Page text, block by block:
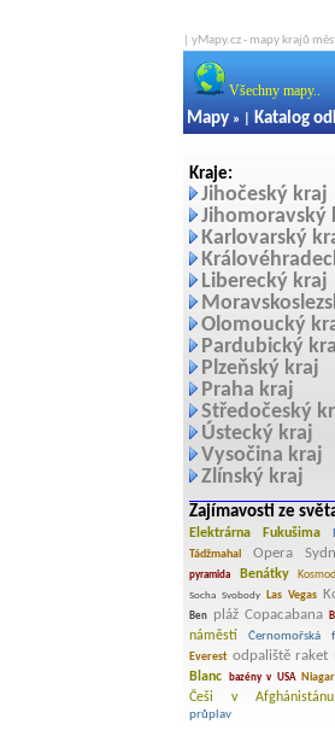
| yMapy.cz - mapy krajů
Všechny mapy..
Mapy » | Katalog
Kraje:
Jihočeský kraj
Jihomoravský
Karlovarský
Liberecký kraj
Olomoucký
Pardubický
Plzeňský kraj
Praha kraj
Středočeský
Ústecký kraj
Vysočina kraj
Zlínský kraj
Zajímavosti ze
Elektrárna Fukušima
Tádžmahal
Opera
pyramida
Benátky
Socha Svobody Las Vegas
Ben
pláž Copacabana
náměstí
Černomořská
Everest odpaliště raket
Blanc
bazény v USA
Češi v Afghánistánu
průplav